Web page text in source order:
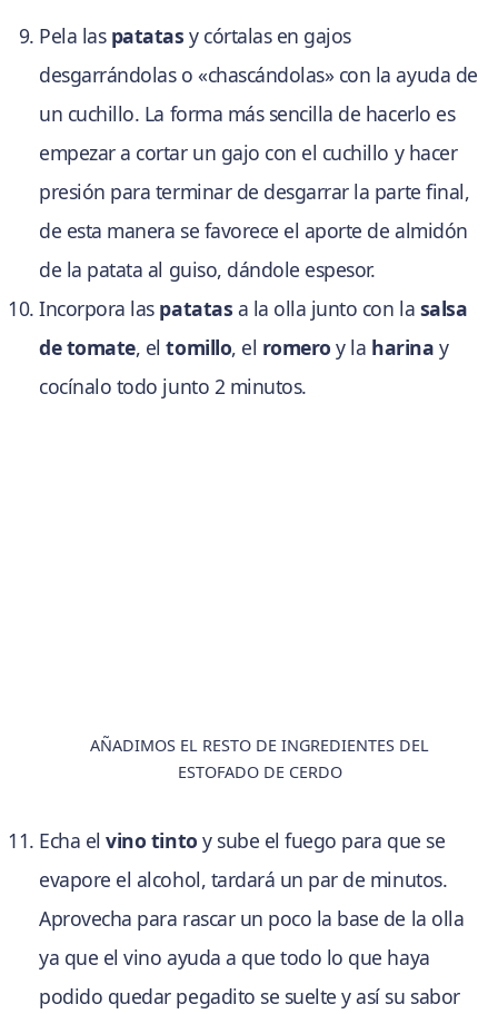
Pela las patatas y córtalas en gajos
desgarrándolas o «chascándolas» con la ayuda de
un cuchillo. La forma más sencilla de hacerlo es
empezar a cortar un gajo con el cuchillo y hacer
presión para terminar de desgarrar la parte final,
de esta manera se favorece el aporte de almidón
de la patata al guiso, dándole espesor.
Incorpora las patatas a la olla junto con la salsa
de tomate, eltomillo, el romero y la harina y
cocínalo todo junto 2 minutos.
AÑADIMOS EL RESTO DE INGREDIENTES DEL
ESTOFADO DE CERDO
Echa elvino tinto y sube el fuego para que se
evapore el alcohol, tardará un par de minutos.
Aprovecha para rascar un poco la base de la olla
ya que el vino ayuda a que todo lo que haya
podido quedar pegadito se suelte y así su sabor